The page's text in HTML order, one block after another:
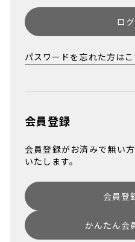
ロ
パスワードを忘れた方はこ
会員登録
会員登録がお済みで無い
いたします。
会員登
かんたん会